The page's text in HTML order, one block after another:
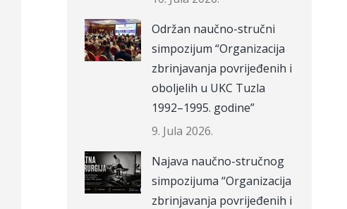
Održan naučno-stručni
simpozijum “Organizacija
zbrinjavanja povrijeđenih i
oboljelih u UKC Tuzla
1992–1995. godine”
9. Jula 2026.
Najava naučno-stručnog
simpozijuma “Organizacija
zbrinjavanja povrijeđenih i